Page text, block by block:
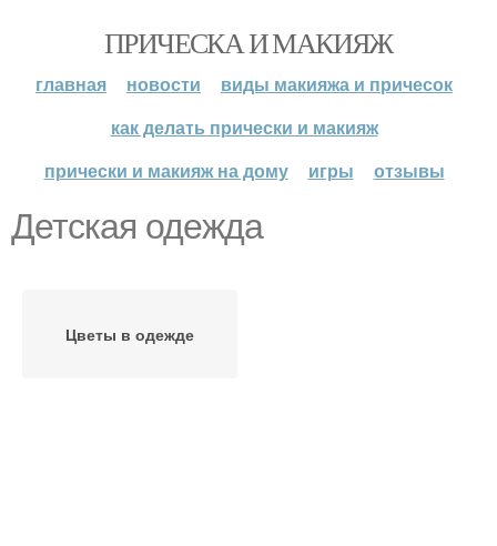
ПРИЧЕСКА И МАКИЯЖ
главная новости
виды макияжа и причесок
как делать прически и макияж
прически и макияж на дому
игры отзывы
Детская одежда
Цветы в одежде